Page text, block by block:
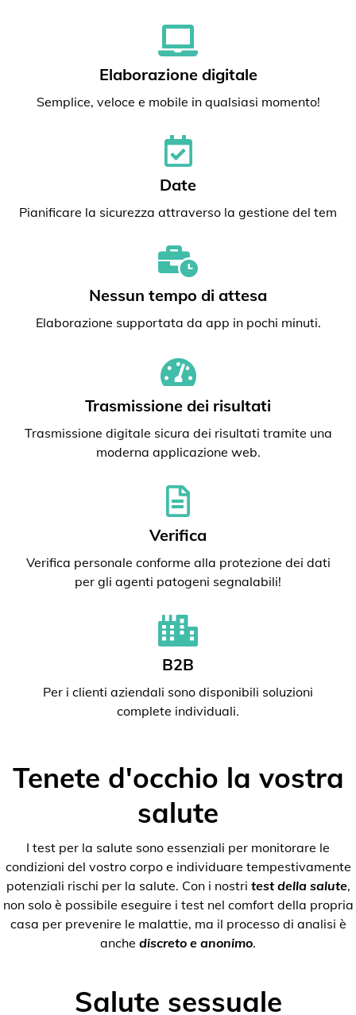
Elaborazione digitale
Semplice, veloce e mobile in qualsiasi momento!
Date
Pianificare la sicurezza attraverso la gestione del tem
Nessun tempo di attesa
Elaborazione supportata da app in pochi minuti.
Trasmissione dei risultati
Trasmissione digitale sicura dei risultati tramite una
moderna applicazione web.
Verifica
Verifica personale conforme alla protezione dei dati
per gli agenti patogeni segnalabili!
B2B
Per i clienti aziendali sono disponibili soluzioni
complete individuali.
Tenete d'occhio la vostra
salute
I test per la salute sono essenziali per monitorare le
condizioni del vostro corpo e individuare tempestivamente
potenziali rischi per la salute. Con i nostri test della salute,
non solo è possibile eseguire i test nel comfort della propria
casa per prevenire le malattie, ma il processo di analisi è
anche discreto e anonimo.
Salute sessuale